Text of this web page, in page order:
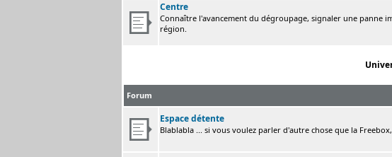
Centre
Connaître l'avancement du dégroupage, signaler une panne
région.
Forum
Espace détente
Blablabla ... si vous voulez parler d'autre chose que la Freebox,